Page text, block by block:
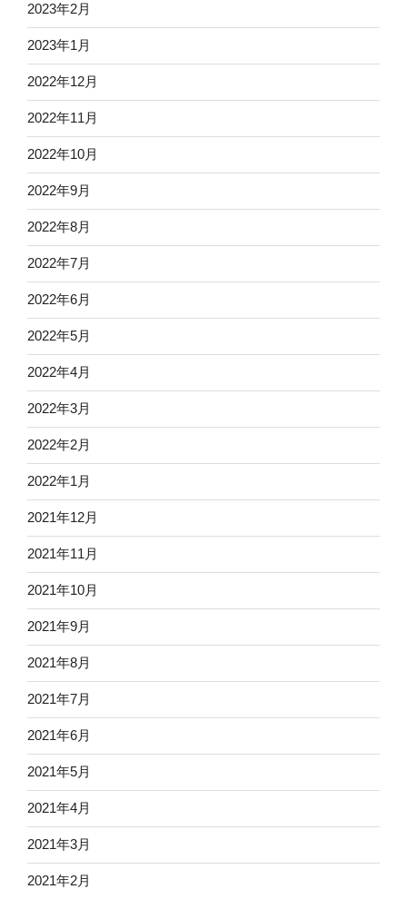
2023年2月
2023年1月
2022年12月
2022年11月
2022年10月
2022年9月
2022年8月
2022年7月
2022年6月
2022年5月
2022年4月
2022年3月
2022年2月
2022年1月
2021年12月
2021年11月
2021年10月
2021年9月
2021年8月
2021年7月
2021年6月
2021年5月
2021年4月
2021年3月
2021年2月